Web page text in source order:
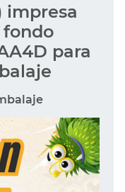
impresa
fondo
para